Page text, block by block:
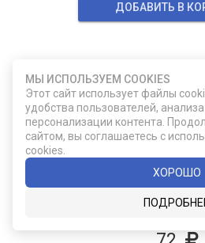
ДОБАВИТЬ В
42884
Олд Фэшн
МЫ ИСПОЛЬЗУЕМ COOKIES
Этот сайт использует файлы
удобства пользователей,
персонализации контента.
сайтом, вы соглашаетесь с
cookies.
ХОРОШО